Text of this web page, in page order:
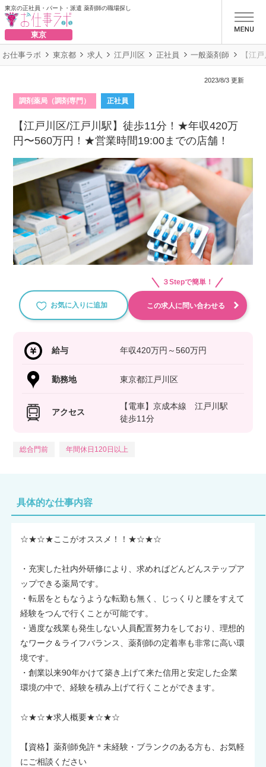
東京の正社員・パート・派遣 薬剤師の職場探し
東京
お仕事ラボ 東京都 求人 江戸川区 正社員 一般薬剤師 【江
2023/8/3 更新
調剤薬局（調剤専門） 正社員
【江戸川区/江戸川駅】徒歩11分！★年収420万
円〜560万円！★営業時間19:00までの店舗！
お気に入りに追加
３Stepで簡単！
この求人に問い合わせる
給与 年収420万円～560万円
勤務地 東京都江戸川区
アクセス
【電車】京成本線 江戸川駅
徒歩11分
総合門前 年間休日120日以上
具体的な仕事内容
☆★☆★ここがオススメ！！★☆★☆
・充実した社内外研修により、求めればどんどんステップア
ップできる薬局です。
・転居をともなうような転勤も無く、じっくりと腰をすえて
経験をつんで行くことが可能です。
・過度な残業も発生しない人員配置努力をしており、理想的
なワーク＆ライフバランス、薬剤師の定着率も非常に高い環
境です。
・創業以来90年かけて築き上げて来た信用と安定した企業
環境の中で、経験を積み上げて行くことができます。
☆★☆★求人概要★☆★☆
【資格】薬剤師免許＊未経験・ブランクのある方も、お気軽
にご相談ください